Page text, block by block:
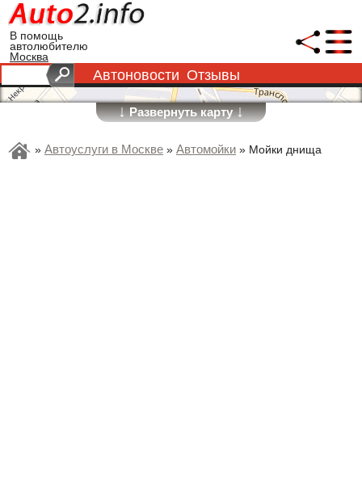
В помощь
автолюбителю
Москва
Автоновости Отзывы
↓Развернуть карту↓
» Автоуслуги в Москве » Автомойки » Мойки днища